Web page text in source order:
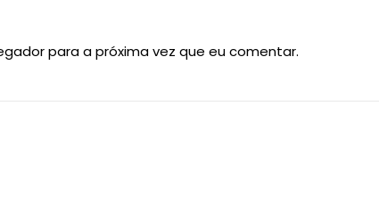
para a próxima vez que eu comentar.